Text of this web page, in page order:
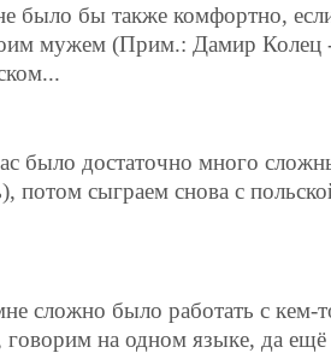
было бы также комфортно,
мужем (Прим.: Дамир Колец
было достаточно много
потом сыграем снова с
сложно было работать с кем-
на одном языке, да ещё